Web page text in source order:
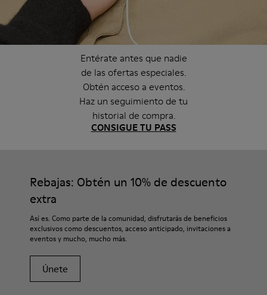
Entérate antes que nadie
de las ofertas especiales.
Obtén acceso a eventos.
Haz un seguimiento de tu
historial de compra.
CONSIGUE TU PASS
Rebajas: Obtén un 10% de descuento
extra
Así es. Como parte de la comunidad, disfrutarás de beneficios
exclusivos como descuentos, acceso anticipado, invitaciones a
eventos y mucho, mucho más.
Únete